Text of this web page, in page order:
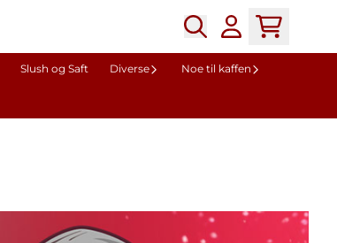
Slush og Saft Diverse Noe til kaffen